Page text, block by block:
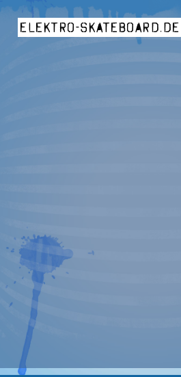
elektro-skateboard.de